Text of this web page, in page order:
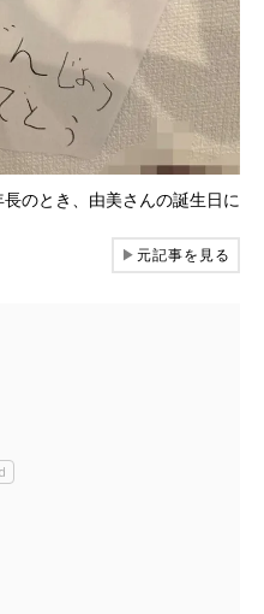
のとき、由美さんの誕生日に
▶元記事を見る